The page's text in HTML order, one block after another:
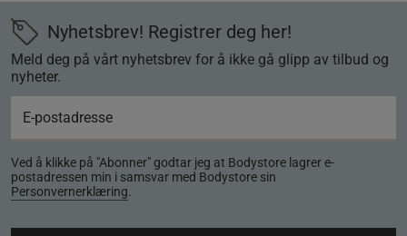
Nyhetsbrev! Registrer deg her!
Meld deg på vårt nyhetsbrev for å ikke gå glipp av tilbud og
nyheter.
Ved å klikke på "Abonner" godtar jeg at Bodystore lagrer e-
postadressen min i samsvar med Bodystore sin
Personvernerklæring.